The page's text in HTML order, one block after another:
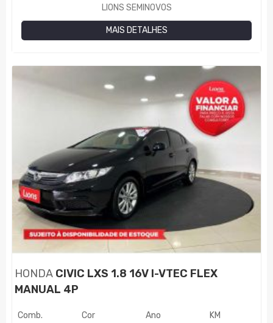
LIONS SEMINOVOS
MAIS DETALHES
HONDA CIVIC LXS 1.8 16V I-VTEC FLEX
MANUAL 4P
Comb. Cor Ano KM